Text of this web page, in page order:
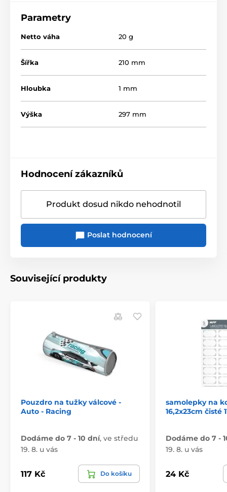
Parametry
Netto váha 20 g
Šířka 210 mm
Hloubka 1 mm
Výška 297 mm
Hodnocení zákazníků
Produkt dosud nikdo nehodnotil
Poslat hodnocení
Související produkty
Pouzdro na tužky válcové -
Auto - Racing
Dodáme do 7 - 10 dní, ve středu
19. 8. u vás
117 Kč Do košíku
samolepky na
16,2x23cm čisté
Dodáme do 7 -
19. 8. u vás
24 Kč